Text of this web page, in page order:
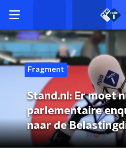
Fragment
Stand.nl: Er moet
parlementaire
naar de